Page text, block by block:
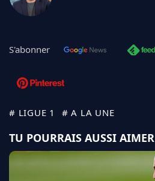
S'abonner
# LIGUE 1 # A LA UNE
TU POURRAIS AUSSI AIMER